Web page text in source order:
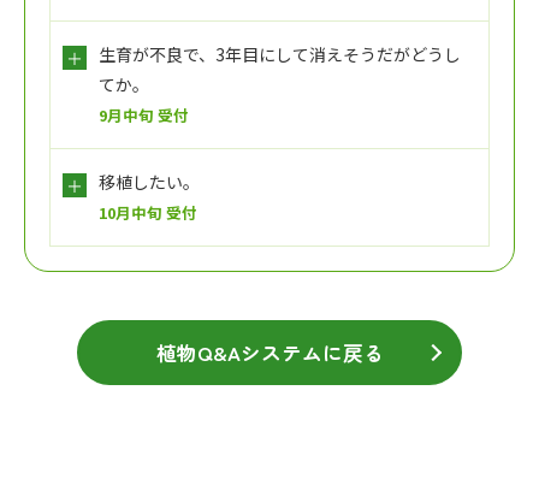
生育が不良で、3年目にして消えそうだがどうし
てか。
9月中旬 受付
移植したい。
10月中旬 受付
植物Q&Aシステムに戻る